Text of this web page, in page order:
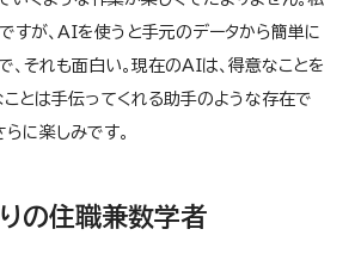
すが、AIを使うと手元のデータから簡単に
、それも面白い。現在のAIは、得意なことを
ことは手伝ってくれる助手のような存在で
に楽しみです。
の住職兼数学者